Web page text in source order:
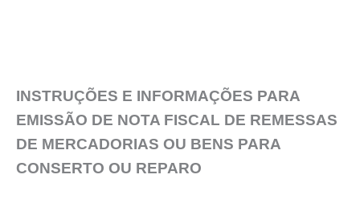
INSTRUÇÕES E INFORMAÇÕES PARA
EMISSÃO DE NOTA FISCAL DE REMESSAS
DE MERCADORIAS OU BENS PARA
CONSERTO OU REPARO